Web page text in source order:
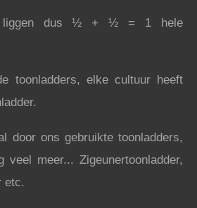
liggen dus ½ + ½ = 1 hele
toonladders, elke cultuur heeft
door ons gebruikte toonladders,
meer... Zigeunertoonladder,
etc.